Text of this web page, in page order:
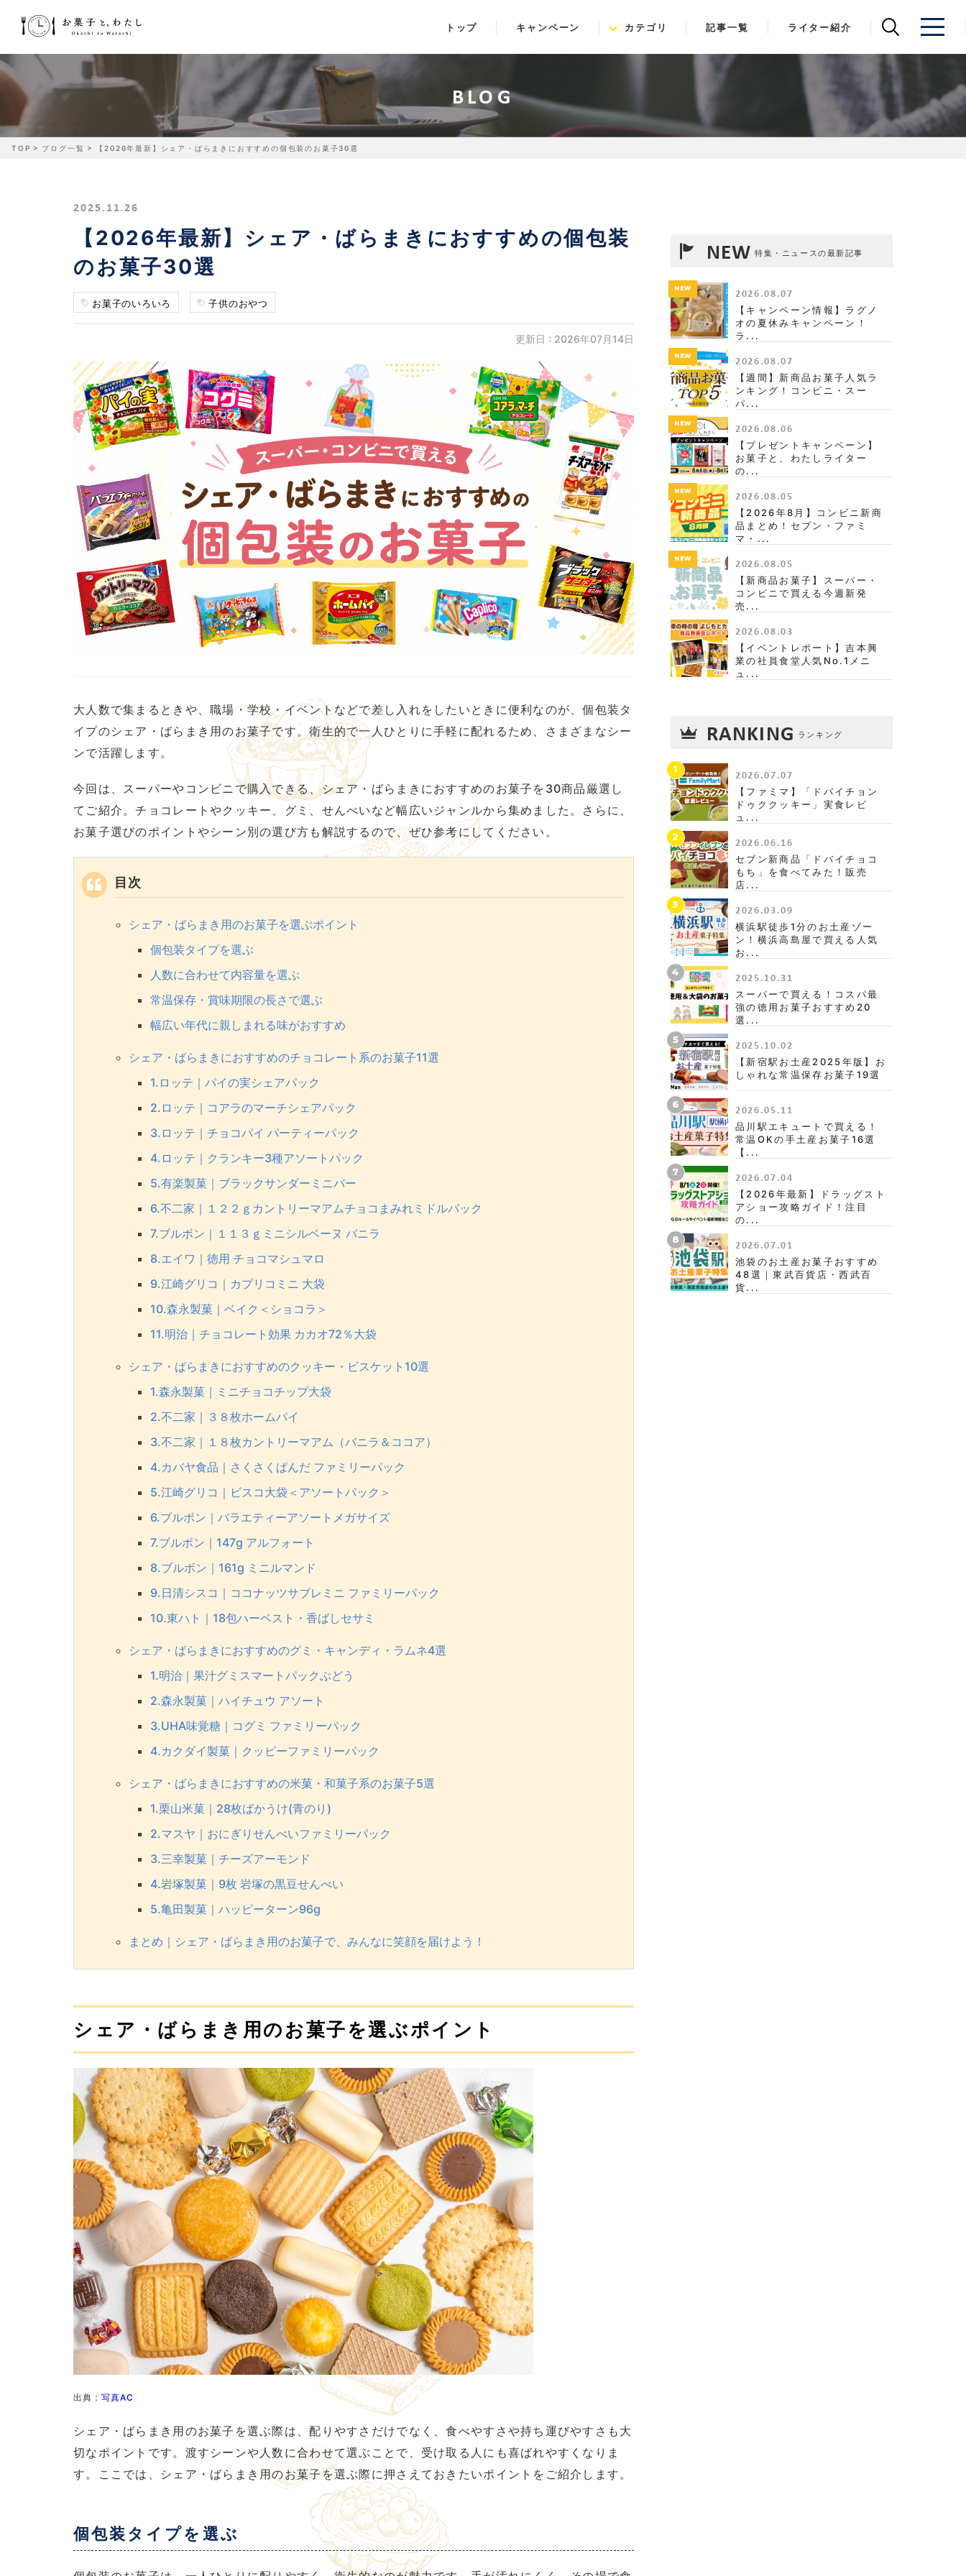
トップ キャンペーン カテゴリ 記事一覧 ライター紹介
BLOG
TOP ブログ一覧 【2026年最新】シェア・ばらまきにおすすめの個包装のお菓子30選
2025.11.26
【2026年最新】シェア・ばらまきにおすすめの個包装
のお菓子30選
お菓子のいろいろ 子供のおやつ
更新日 : 2026年07月14日
大人数で集まるときや、職場・学校・イベントなどで差し入れをしたいときに便利なのが、個包装タ
イプのシェア・ばらまき用のお菓子です。衛生的で一人ひとりに手軽に配れるため、さまざまなシー
ンで活躍します。
今回は、スーパーやコンビニで購入できる、シェア・ばらまきにおすすめのお菓子を30商品厳選し
てご紹介。チョコレートやクッキー、グミ、せんべいなど幅広いジャンルから集めました。さらに、
お菓子選びのポイントやシーン別の選び方も解説するので、ぜひ参考にしてください。
目次
シェア・ばらまき用のお菓子を選ぶポイント
個包装タイプを選ぶ
人数に合わせて内容量を選ぶ
常温保存・賞味期限の長さで選ぶ
幅広い年代に親しまれる味がおすすめ
シェア・ばらまきにおすすめのチョコレート系のお菓子11選
1.ロッテ｜パイの実シェアパック
2.ロッテ｜コアラのマーチシェアパック
3.ロッテ｜チョコパイ パーティーパック
4.ロッテ｜クランキー3種アソートパック
5.有楽製菓｜ブラックサンダーミニバー
6.不二家｜１２２ｇカントリーマアムチョコまみれミドルパック
7.ブルボン｜１１３ｇミニシルベーヌ バニラ
8.エイワ｜徳用 チョコマシュマロ
9.江崎グリコ｜カプリコミニ 大袋
10.森永製菓｜ベイク＜ショコラ＞
11.明治｜チョコレート効果 カカオ72％大袋
シェア・ばらまきにおすすめのクッキー・ビスケット10選
1.森永製菓｜ミニチョコチップ大袋
2.不二家｜３８枚ホームパイ
3.不二家｜１８枚カントリーマアム（バニラ＆ココア）
4.カバヤ食品｜さくさくぱんだ ファミリーパック
5.江崎グリコ｜ビスコ大袋＜アソートパック＞
6.ブルボン｜バラエティーアソートメガサイズ
7.ブルボン｜147g アルフォート
8.ブルボン｜161g ミニルマンド
9.日清シスコ｜ココナッツサブレミニ ファミリーパック
10.東ハト｜18包ハーベスト・香ばしセサミ
シェア・ばらまきにおすすめのグミ・キャンディ・ラムネ4選
1.明治｜果汁グミスマートパックぶどう
2.森永製菓｜ハイチュウ アソート
3.UHA味覚糖｜コグミ ファミリーパック
4.カクダイ製菓｜クッピーファミリーパック
シェア・ばらまきにおすすめの米菓・和菓子系のお菓子5選
1.栗山米菓｜28枚ばかうけ(青のり)
2.マスヤ｜おにぎりせんべいファミリーパック
3.三幸製菓｜チーズアーモンド
4.岩塚製菓｜9枚 岩塚の黒豆せんべい
5.亀田製菓｜ハッピーターン96g
まとめ｜シェア・ばらまき用のお菓子で、みんなに笑顔を届けよう！
シェア・ばらまき用のお菓子を選ぶポイント
出典： 写真AC
シェア・ばらまき用のお菓子を選ぶ際は、配りやすさだけでなく、食べやすさや持ち運びやすさも大
切なポイントです。渡すシーンや人数に合わせて選ぶことで、受け取る人にも喜ばれやすくなりま
す。ここでは、シェア・ばらまき用のお菓子を選ぶ際に押さえておきたいポイントをご紹介します。
個包装タイプを選ぶ
NEW 特集・ニュースの最新記事
NEW 2026.08.07
【キャンペーン情報】ラグノ
オの夏休みキャンペーン！
ラ...
NEW 2026.08.07
【週間】新商品お菓子人気ラ
ンキング！コンビニ・スー
パ...
NEW 2026.08.06
【プレゼントキャンペーン】
お菓子と、わたしライター
の...
NEW 2026.08.05
【2026年8月】コンビニ新商
品まとめ！セブン・ファミ
マ・...
NEW 2026.08.05
【新商品お菓子】スーパー・
コンビニで買える今週新発
売...
2026.08.03
【イベントレポート】吉本興
業の社員食堂人気No.1メニ
ュ...
RANKING ランキング
1 2026.07.07
【ファミマ】「ドバイチョン
ドゥククッキー」実食レビ
ュ...
2
2026.06.16
セブン新商品「ドバイチョコ
もち」を食べてみた！販売
店...
3
2026.03.09
横浜駅徒歩1分のお土産ゾー
ン！横浜高島屋で買える人気
お...
4
2025.10.31
スーパーで買える！コスパ最
強の徳用お菓子おすすめ20
選...
5
2025.10.02
【新宿駅お土産2025年版】お
しゃれな常温保存お菓子19選
6 2026.05.11
品川駅エキュートで買える！
常温OKの手土産お菓子16選
【...
7
2026.07.04
【2026年最新】ドラッグスト
アショー攻略ガイド！注目
の...
8
2026.07.01
池袋のお土産お菓子おすすめ
48選｜東武百貨店・西武百
貨...